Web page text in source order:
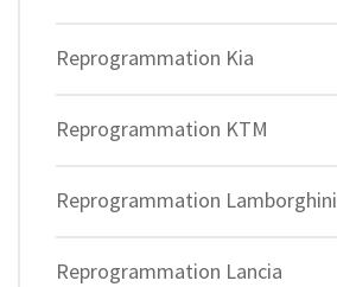
Reprogrammation Kia
Reprogrammation KTM
Reprogrammation Lamborghini
Reprogrammation Lancia